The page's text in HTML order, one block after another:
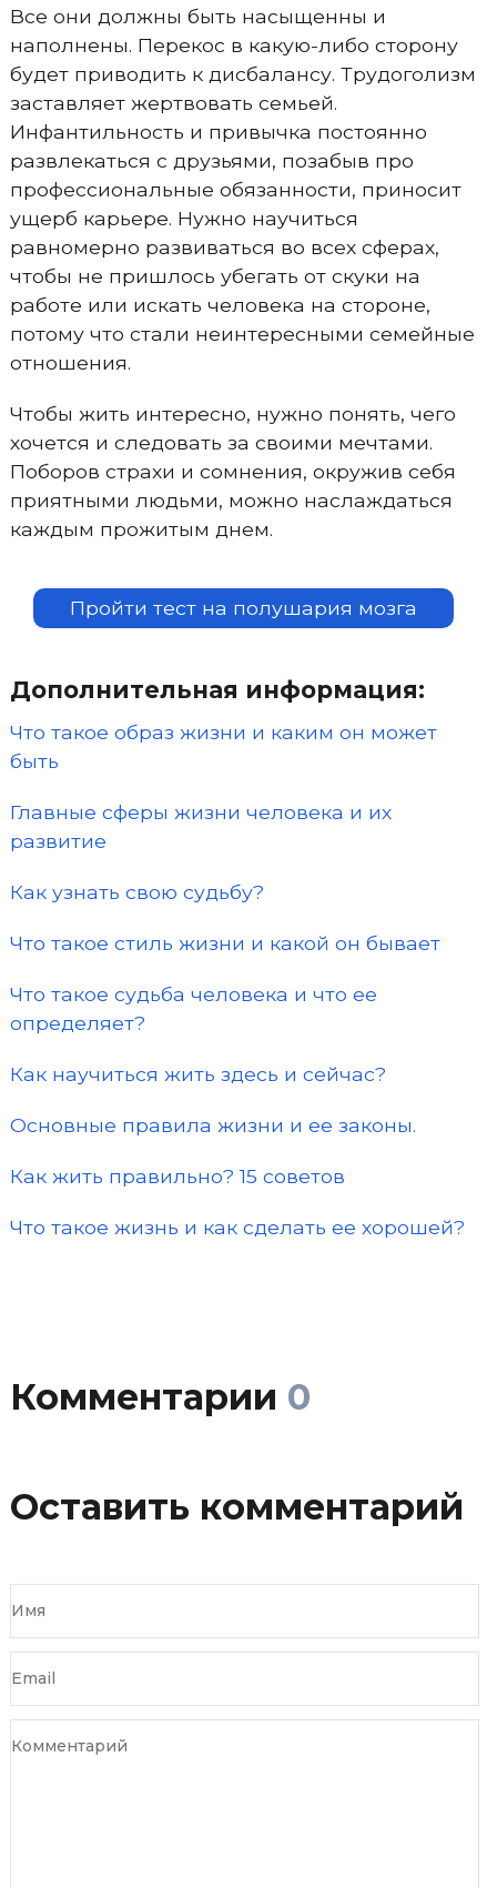
Все они должны быть насыщенны и
наполнены. Перекос в какую-либо сторону
будет приводить к дисбалансу. Трудоголизм
заставляет жертвовать семьей.
Инфантильность и привычка постоянно
развлекаться с друзьями, позабыв про
профессиональные обязанности, приносит
ущерб карьере. Нужно научиться
равномерно развиваться во всех сферах,
чтобы не пришлось убегать от скуки на
работе или искать человека на стороне,
потому что стали неинтересными семейные
отношения.
Чтобы жить интересно, нужно понять, чего
хочется и следовать за своими мечтами.
Поборов страхи и сомнения, окружив себя
приятными людьми, можно наслаждаться
каждым прожитым днем.
Пройти тест на полушария мозга
Дополнительная информация:
Что такое образ жизни и каким он может
быть
Главные сферы жизни человека и их
развитие
Как узнать свою судьбу?
Что такое стиль жизни и какой он бывает
Что такое судьба человека и что ее
определяет?
Как научиться жить здесь и сейчас?
Основные правила жизни и ее законы.
Как жить правильно? 15 советов
Что такое жизнь и как сделать ее хорошей?
Комментарии 0
Оставить комментарий